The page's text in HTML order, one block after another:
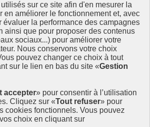
sur ce site afin d'en mesurer la
en améliorer le fonctionnement et, avec
évaluer la performance des campagnes
ainsi que pour proposer des contenus
sociaux...) pour améliorer votre
Nous conservons votre choix
pouvez changer ce choix à tout
sur le lien en bas du site «Gestion
accepter» pour consentir à l’utilisation
Cliquez sur «Tout refuser» pour
cookies fonctionnels. Vous pouvez
choix en cliquant sur
écologique, le Volontariat international
(V.I.E.S.) apparaît comme un outil concret
Une étude menée par France Volontaires,
de l’Europe et (…)
- En France